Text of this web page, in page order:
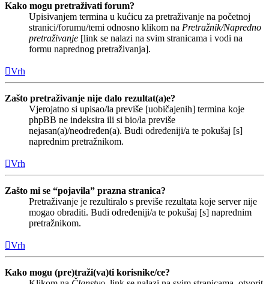
Kako mogu pretraživati forum?
Upisivanjem termina u kućicu za pretraživanje na početnoj
stranici/forumu/temi odnosno klikom na Pretražnik/Napredno
pretraživanje [link se nalazi na svim stranicama i vodi na
formu naprednog pretraživanja].
Vrh
Zašto pretraživanje nije dalo rezultat(a)e?
Vjerojatno si upisao/la previše [uobičajenih] termina koje
phpBB ne indeksira ili si bio/la previše
nejasan(a)/neodređen(a). Budi određeniji/a te pokušaj [s]
naprednim pretražnikom.
Vrh
Zašto mi se “pojavila” prazna stranica?
Pretraživanje je rezultiralo s previše rezultata koje server nije
mogao obraditi. Budi određeniji/a te pokušaj [s] naprednim
pretražnikom.
Vrh
Kako mogu (pre)traži(va)ti korisnike/ce?